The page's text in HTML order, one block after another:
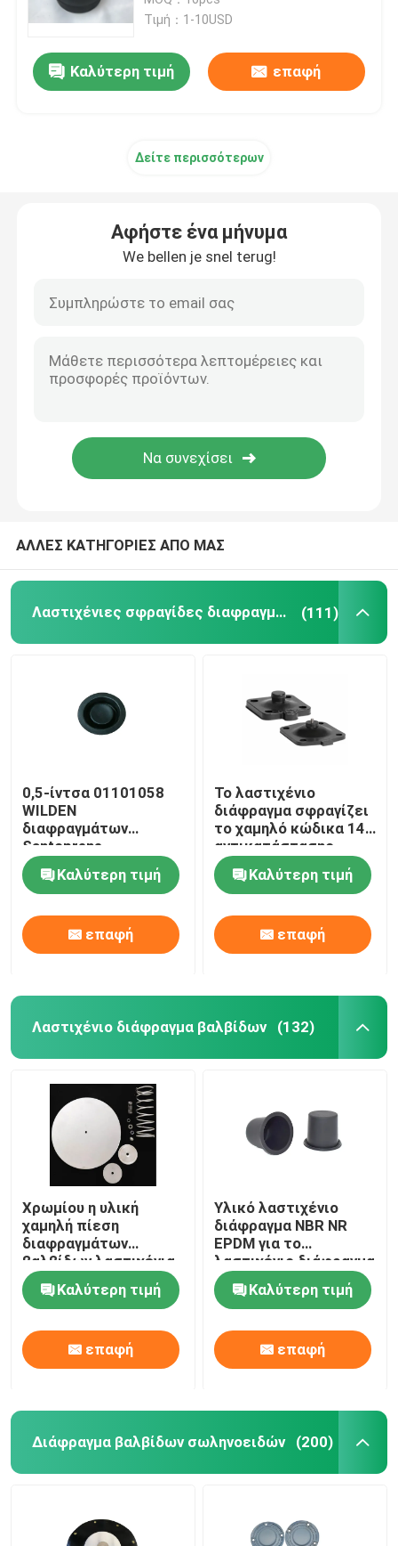
Διάφραγμα βαλβίδων σφυγμού
Λαστιχένιο στόλισμα φλαντζών
εύκαμπτη μάνικα ανοξείδωτου
Υδραυλική μάνικα χαμηλής πίεσης
Βούλωμα σωλήνων πηλού
Προϊόντα πολυουρεθανίου
Βιομηχανική βαλβίδα παλμού
Τιμή：1-10USD
Καλύτερη τιμή επαφή
Δείτε περισσότερων
Αφήστε ένα μήνυμα
We bellen je snel terug!
ΑΛΛΕΣ ΚΑΤΗΓΟΡΙΕΣ ΑΠΟ ΜΑΣ
Λαστιχένιες σφραγίδες διαφραγμάτων (111)
0,5-ίντσα 01101058
WILDEN
διαφραγμάτων
Santoprene
λαστιχένια στρόφια
διαφραγμάτων
διαφραγμάτων μαύρα
λαστιχένια
Καλύτερη τιμή
επαφή
Το λαστιχένιο
διάφραγμα σφραγίζει
το χαμηλό κώδικα 14
αντικατάστασης
διαφραγμάτων
διαπερατότητας
αερίου EPDM
Καλύτερη τιμή
επαφή
Λαστιχένιο διάφραγμα βαλβίδων (132)
Χρωμίου η υλική
χαμηλή πίεση
διαφραγμάτων
βαλβίδων λαστιχένια
βγάζει από τη θέση
που ήταν τις
εξαρτήσεις
Diaphrgams βαλβίδων
Καλύτερη τιμή
επαφή
Υλικό λαστιχένιο
διάφραγμα NBR NR
EPDM για το
λαστιχένιο διάφραγμα
εξαρτήσεων
αεροφρένων
Καλύτερη τιμή
επαφή
Διάφραγμα βαλβίδων σωληνοειδών (200)